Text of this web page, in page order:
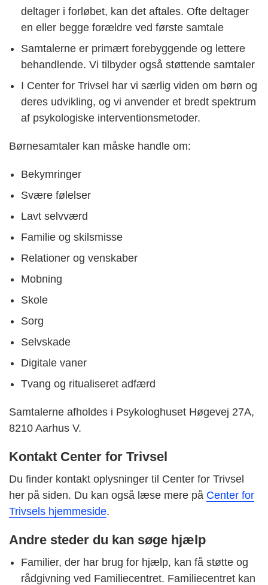
deltager i forløbet, kan det aftales. Ofte deltager
en eller begge forældre ved første samtale
Samtalerne er primært forebyggende og lettere
behandlende. Vi tilbyder også støttende samtaler
I Center for Trivsel har vi særlig viden om børn og
deres udvikling, og vi anvender et bredt spektrum
af psykologiske interventionsmetoder.
Børnesamtaler kan måske handle om:
Bekymringer
Svære følelser
Lavt selvværd
Familie og skilsmisse
Relationer og venskaber
Mobning
Skole
Sorg
Selvskade
Digitale vaner
Tvang og ritualiseret adfærd
Samtalerne afholdes i Psykologhuset Høgevej 27A,
8210 Aarhus V.
Kontakt Center for Trivsel
Du finder kontakt oplysninger til Center for Trivsel
her på siden. Du kan også læse mere på Center for
Trivsels hjemmeside.
Andre steder du kan søge hjælp
Familier, der har brug for hjælp, kan få støtte og
rådgivning ved Familiecentret. Familiecentret kan